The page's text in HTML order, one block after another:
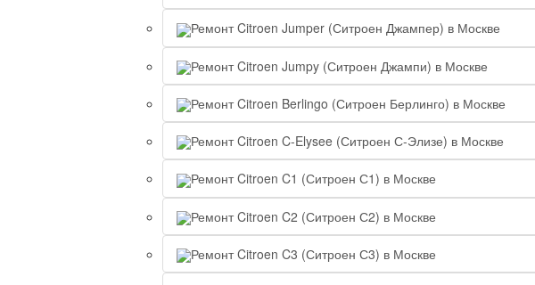
Ремонт Citroen Jumper (Ситроен Джампер) в Москве
Ремонт Citroen Jumpy (Ситроен Джампи) в Москве
Ремонт Citroen Berlingo (Ситроен Берлинго) в Москве
Ремонт Citroen C-Elysee (Ситроен С-Элизе) в Москве
Ремонт Citroen C1 (Ситроен С1) в Москве
Ремонт Citroen C2 (Ситроен С2) в Москве
Ремонт Citroen C3 (Ситроен С3) в Москве